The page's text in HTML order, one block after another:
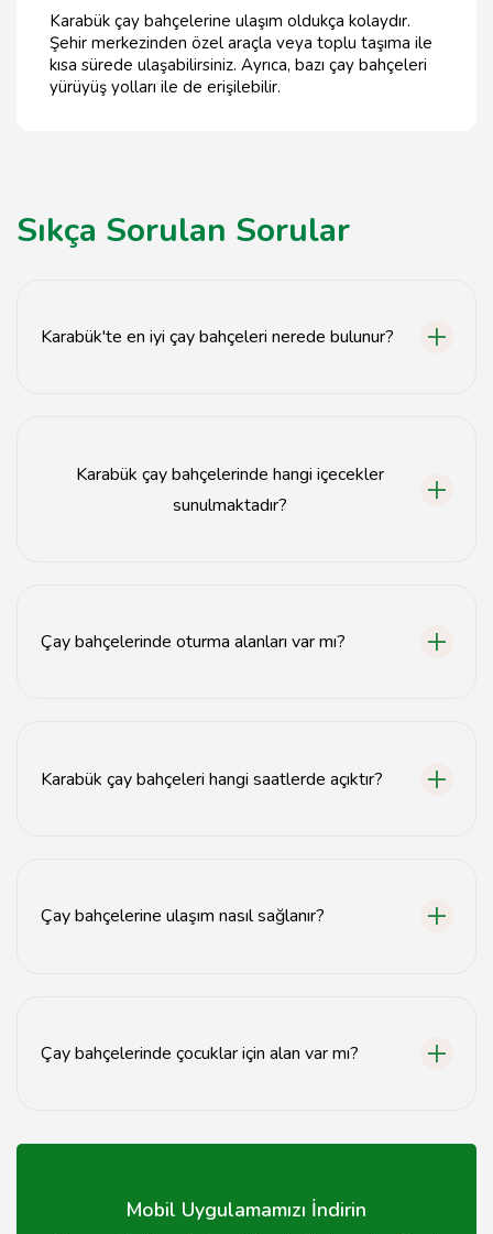
Karabük çay bahçelerine ulaşım oldukça kolaydır.
Şehir merkezinden özel araçla veya toplu taşıma ile
kısa sürede ulaşabilirsiniz. Ayrıca, bazı çay bahçeleri
yürüyüş yolları ile de erişilebilir.
Sıkça Sorulan Sorular
Karabük'te en iyi çay bahçeleri nerede bulunur?
Karabük çay bahçelerinde hangi içecekler
sunulmaktadır?
Çay bahçelerinde oturma alanları var mı?
Karabük çay bahçeleri hangi saatlerde açıktır?
Çay bahçelerine ulaşım nasıl sağlanır?
Çay bahçelerinde çocuklar için alan var mı?
bulunmaktadır.
Mobil Uygulamamızı İndirin